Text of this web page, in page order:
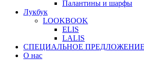
Палантины и шарфы
Лукбук
LOOKBOOK
ELIS
LALIS
СПЕЦИАЛЬНОЕ ПРЕДЛОЖЕНИЕ
О нас